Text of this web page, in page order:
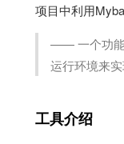
项目中利用
—— 一个功能
运行环境来实
工具介绍